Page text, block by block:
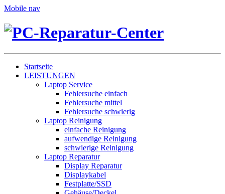
Mobile nav
Startseite
LEISTUNGEN
Laptop Service
Fehlersuche einfach
Fehlersuche mittel
Fehlersuche schwierig
Laptop Reinigung
einfache Reinigung
aufwendige Reinigung
schwierige Reinigung
Laptop Reparatur
Display Reparatur
Displaykabel
Festplatte/SSD